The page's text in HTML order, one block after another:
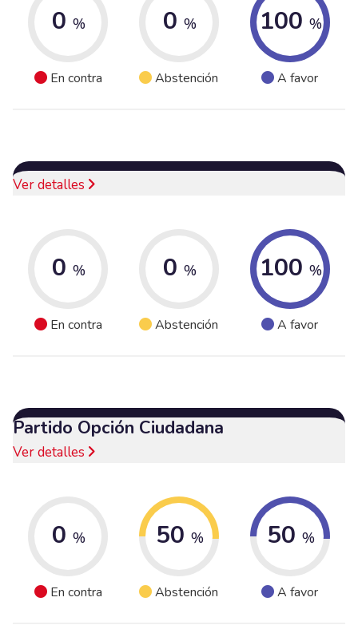
0 %
En contra
0 %
Abstención
100 %
A favor
Ver detalles
0 %
En contra
0 %
Abstención
100 %
A favor
Partido Opción Ciudadana
Ver detalles
0 %
En contra
50 %
Abstención
50 %
A favor